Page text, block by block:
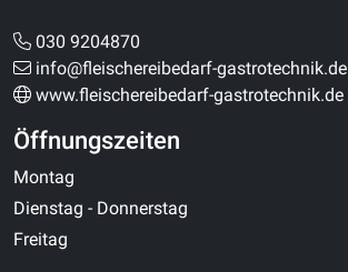
030 9204870
info@fleischereibedarf-gastrotechnik.de
www.fleischereibedarf-gastrotechnik.de
Öffnungszeiten
Montag
Dienstag - Donnerstag
Freitag